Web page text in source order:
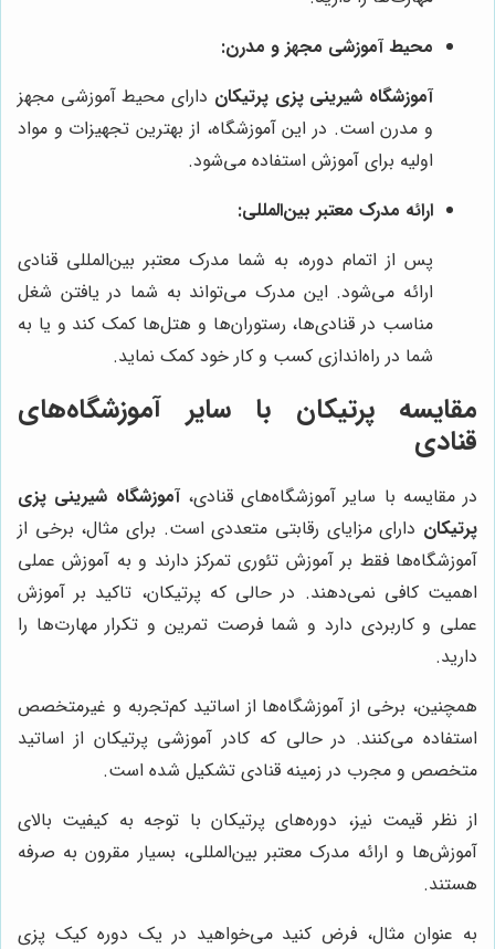
محیط آموزشی مجهز و مدرن:
آموزشگاه شیرینی پزی پرتیکان دارای محیط آموزشی مجهز
و مدرن است. در این آموزشگاه، از بهترین تجهیزات و مواد
اولیه برای آموزش استفاده می‌شود.
ارائه مدرک معتبر بین‌المللی:
پس از اتمام دوره، به شما مدرک معتبر بین‌المللی قنادی
ارائه می‌شود. این مدرک می‌تواند به شما در یافتن شغل
مناسب در قنادی‌ها، رستوران‌ها و هتل‌ها کمک کند و یا به
شما در راه‌اندازی کسب و کار خود کمک نماید.
مقایسه پرتیکان با سایر آموزشگاه‌های
قنادی
در مقایسه با سایر آموزشگاه‌های قنادی،آموزشگاه شیرینی پزی
پرتیکان دارای مزایای رقابتی متعددی است. برای مثال، برخی از
آموزشگاه‌ها فقط بر آموزش تئوری تمرکز دارند و به آموزش عملی
اهمیت کافی نمی‌دهند. در حالی که پرتیکان، تاکید بر آموزش
عملی و کاربردی دارد و شما فرصت تمرین و تکرار مهارت‌ها را
دارید.
همچنین، برخی از آموزشگاه‌ها از اساتید کم‌تجربه و غیرمتخصص
استفاده می‌کنند. در حالی که کادر آموزشی پرتیکان از اساتید
متخصص و مجرب در زمینه قنادی تشکیل شده است.
از نظر قیمت نیز، دوره‌های پرتیکان با توجه به کیفیت بالای
آموزش‌ها و ارائه مدرک معتبر بین‌المللی، بسیار مقرون به صرفه
هستند.
به عنوان مثال، فرض کنید می‌خواهید در یک دوره کیک پزی